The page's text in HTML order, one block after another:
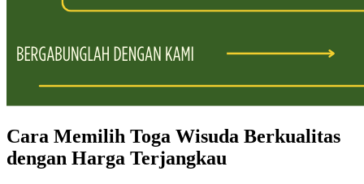
Cara Memilih Toga Wisuda Berkualitas
dengan Harga Terjangkau